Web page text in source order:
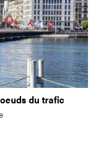
du trafic